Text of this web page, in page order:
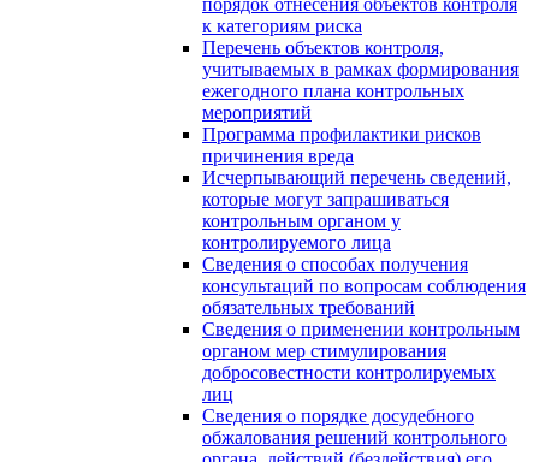
к категориям риска
Перечень объектов контроля,
учитываемых в рамках формирования
ежегодного плана контрольных
мероприятий
Программа профилактики рисков
причинения вреда
Исчерпывающий перечень сведений,
которые могут запрашиваться
контрольным органом у
контролируемого лица
Сведения о способах получения
консультаций по вопросам соблюдения
обязательных требований
Сведения о применении контрольным
органом мер стимулирования
добросовестности контролируемых
лиц
Сведения о порядке досудебного
обжалования решений контрольного